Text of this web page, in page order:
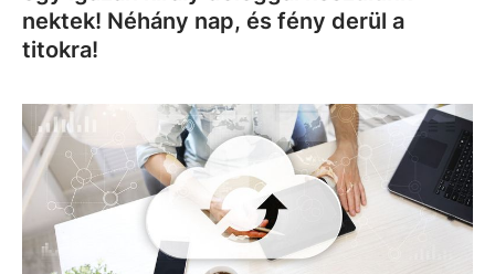
nektek! Néhány nap, és fény derül a
titokra!